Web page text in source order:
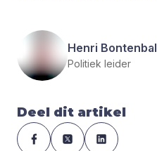
Henri Bontenbal
Politiek leider
Deel dit artikel